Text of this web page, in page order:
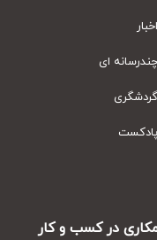
ای
در کسب و کار